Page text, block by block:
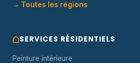
→ Toutes les régions
SERVICES RÉSIDENTIELS
Peinture intérieure